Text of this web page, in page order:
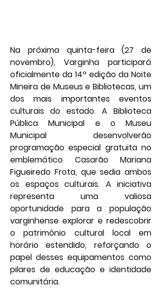
Na próxima quinta-feira (27 de
novembro), Varginha participará
oficialmente da 14ª edição da Noite
Mineira de Museus e Bibliotecas, um
dos mais importantes eventos
culturais do estado. A Biblioteca
Pública Municipal e o Museu
Municipal desenvolverão
programação especial gratuita no
emblemático Casarão Mariana
Figueiredo Frota, que sedia ambos
os espaços culturais. A iniciativa
representa uma valiosa
oportunidade para a população
varginhense explorar e redescobrir
o patrimônio cultural local em
horário estendido, reforçando o
papel desses equipamentos como
pilares de educação e identidade
comunitária.